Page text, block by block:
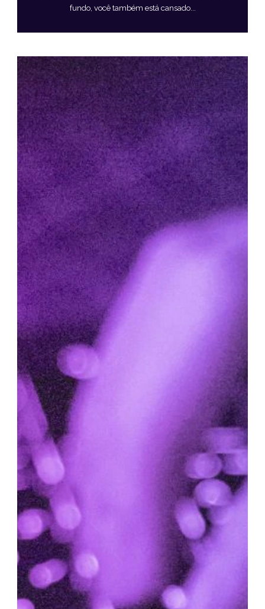
fundo, você também está cansado...